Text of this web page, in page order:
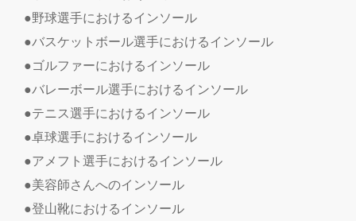
●野球選手におけるインソール
●バスケットボール選手におけるインソール
●ゴルファーにおけるインソール
●バレーボール選手におけるインソール
●テニス選手におけるインソール
●卓球選手におけるインソール
●アメフト選手におけるインソール
●美容師さんへのインソール
●登山靴におけるインソール